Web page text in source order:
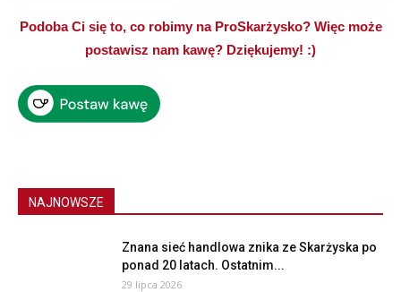
Podoba Ci się to, co robimy na ProSkarżysko? Więc może
postawisz nam kawę? Dziękujemy! :)
NAJNOWSZE
Znana sieć handlowa znika ze Skarżyska po
ponad 20 latach. Ostatnim...
29 lipca 2026